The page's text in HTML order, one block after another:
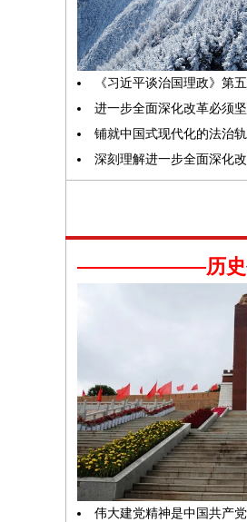
《习近平谈治国理政》第
进一步全面深化改革必须
铺就中国式现代化的法治
深刻理解进一步全面深化
历史
伟大建党精神是中国共产